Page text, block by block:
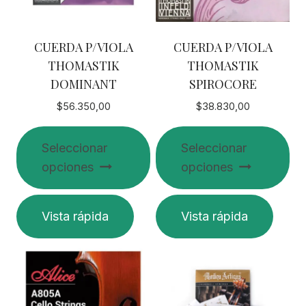
página
producto
CUERDA P/VIOLA
THOMASTIK
DOMINANT
$56.350,00
Seleccionar
opciones
Este
producto
tiene
variantes.
Las
Vista rápida
CUERDA P/VIOLA
THOMASTIK
SPIROCORE
$38.830,00
Seleccionar
opciones
Este
producto
tiene
variantes.
Vista rápida